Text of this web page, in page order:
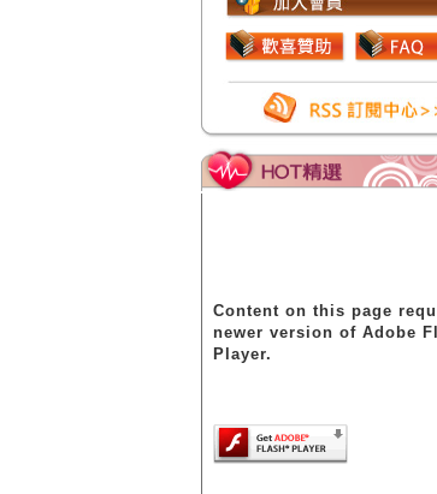
Content on this page
newer version of Adobe
Player.